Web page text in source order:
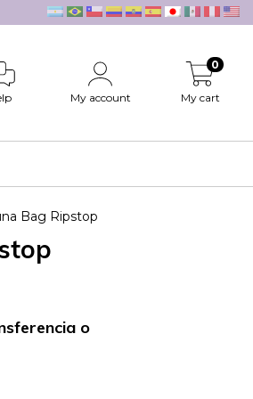
My account My cart
0
Bag Ripstop
o